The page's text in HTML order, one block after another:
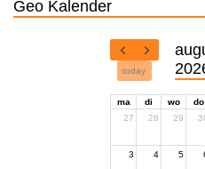
Geo Kalender
today
ma di wo do
27
28 29
3 4 5